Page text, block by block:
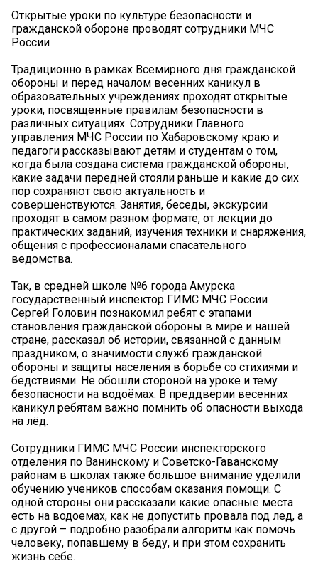
Открытые уроки по культуре безопасности и
гражданской обороне проводят сотрудники МЧС
России
Традиционно в рамках Всемирного дня гражданской
обороны и перед началом весенних каникул в
образовательных учреждениях проходят открытые
уроки, посвященные правилам безопасности в
различных ситуациях. Сотрудники Главного
управления МЧС России по Хабаровскому краю и
педагоги рассказывают детям и студентам о том,
когда была создана система гражданской обороны,
какие задачи передней стояли раньше и какие до сих
пор сохраняют свою актуальность и
совершенствуются. Занятия, беседы, экскурсии
проходят в самом разном формате, от лекции до
практических заданий, изучения техники и снаряжения,
общения с профессионалами спасательного
ведомства.
Так, в средней школе №6 города Амурска
государственный инспектор ГИМС МЧС России
Сергей Головин познакомил ребят с этапами
становления гражданской обороны в мире и нашей
стране, рассказал об истории, связанной с данным
праздником, о значимости служб гражданской
обороны и защиты населения в борьбе со стихиями и
бедствиями. Не обошли стороной на уроке и тему
безопасности на водоёмах. В преддверии весенних
каникул ребятам важно помнить об опасности выхода
на лёд.
Сотрудники ГИМС МЧС России инспекторского
отделения по Ванинскому и Советско-Гаванскому
районам в школах также большое внимание уделили
обучению учеников способам оказания помощи. С
одной стороны они рассказали какие опасные места
есть на водоемах, как не допустить провала под лед, а
с другой – подробно разобрали алгоритм как помочь
человеку, попавшему в беду, и при этом сохранить
жизнь себе.